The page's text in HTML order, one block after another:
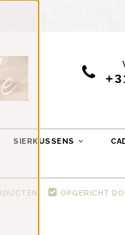
SIERKUSSENS
OPGERICHT